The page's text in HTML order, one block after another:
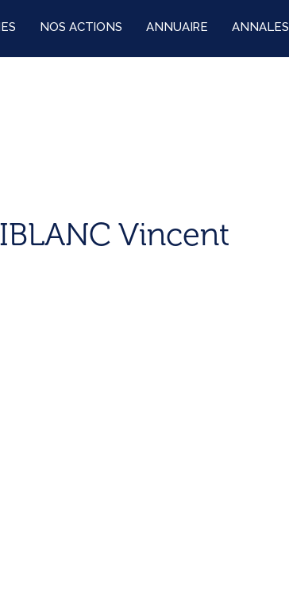
NOS ACTIONS ANNUAIRE ANNALES
Vincent